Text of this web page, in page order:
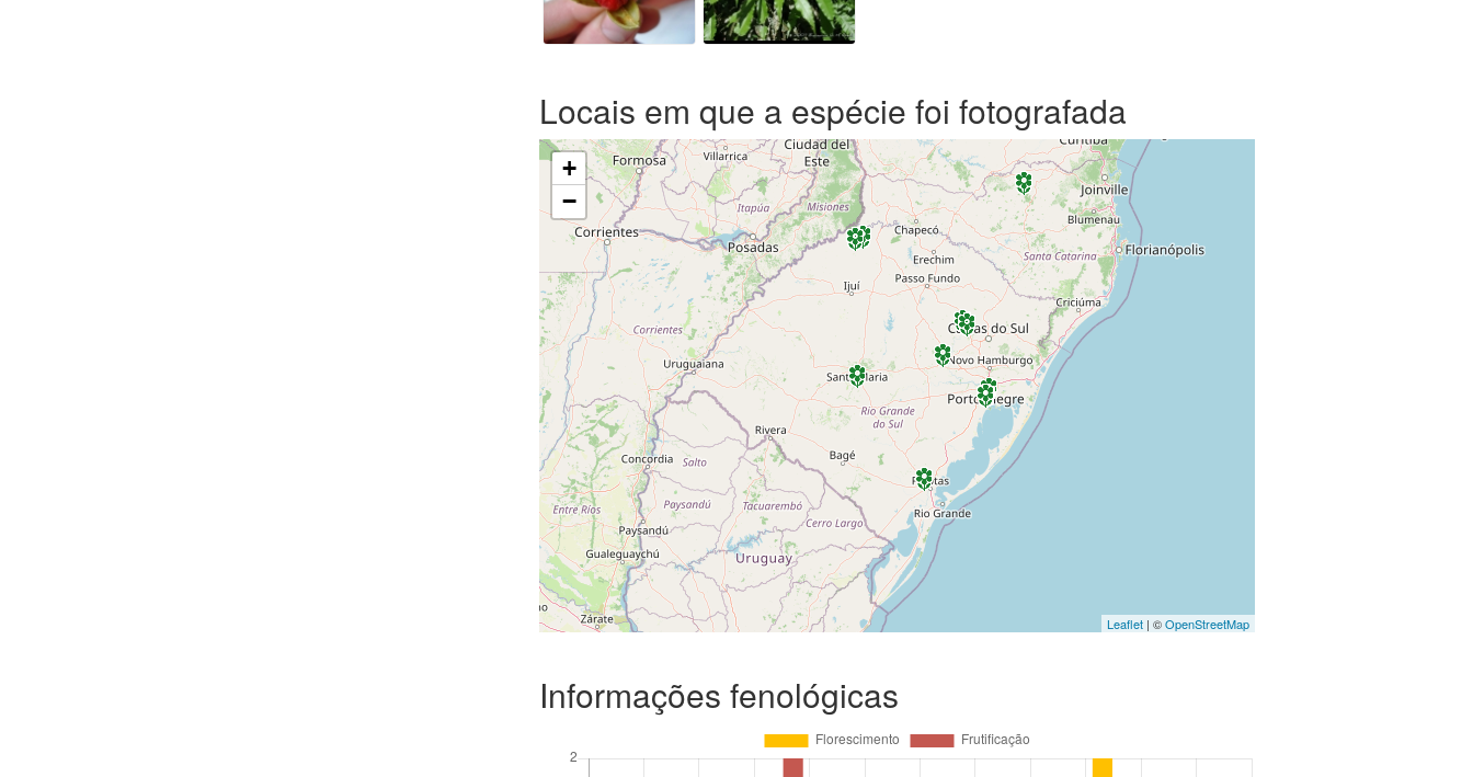
Locais em que a espécie foi fotografada
+
−
Leaflet| ©OpenStreetMap
Informações fenológicas